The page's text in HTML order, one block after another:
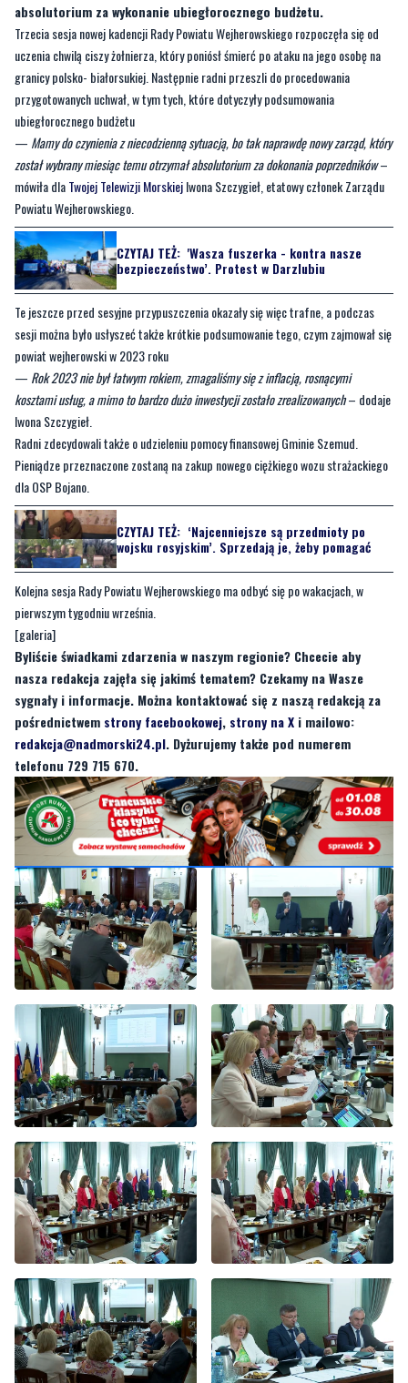
absolutorium za wykonanie ubiegłorocznego budżetu.
Trzecia sesja nowej kadencji Rady Powiatu Wejherowskiego rozpoczęła się od
uczenia chwilą ciszy żołnierza, który poniósł śmierć po ataku na jego osobę na
granicy polsko- białorsukiej. Następnie radni przeszli do procedowania
przygotowanych uchwał, w tym tych, które dotyczyły podsumowania
ubiegłorocznego budżetu
— Mamy do czynienia z niecodzienną sytuacją, bo tak naprawdę nowy zarząd, który
został wybrany miesiąc temu otrzymał absolutorium za dokonania poprzedników–
mówiła dlaTwojej Telewizji MorskiejIwona Szczygieł, etatowy członek Zarządu
Powiatu Wejherowskiego.
CZYTAJ TEŻ: 'Wasza fuszerka - kontra nasze
bezpieczeństwo’. Protest w Darzlubiu
Te jeszcze przed sesyjne przypuszczenia okazały się więc trafne, a podczas
sesji można było usłyszeć także krótkie podsumowanie tego, czym zajmował się
powiat wejherowski w 2023 roku
— Rok 2023 nie był łatwym rokiem, zmagaliśmy się z inflacją, rosnącymi
kosztami usług, a mimo to bardzo dużo inwestycji zostało zrealizowanych– dodaje
Iwona Szczygieł.
Radni zdecydowali także o udzieleniu pomocy finansowej Gminie Szemud.
Pieniądze przeznaczone zostaną na zakup nowego ciężkiego wozu strażackiego
dla OSP Bojano.
CZYTAJ TEŻ: ‘Najcenniejsze są przedmioty po
wojsku rosyjskim’. Sprzedają je, żeby pomagać
Kolejna sesja Rady Powiatu Wejherowskiego ma odbyć się po wakacjach, w
pierwszym tygodniu września.
[galeria]
Byliście świadkami zdarzenia w naszym regionie? Chcecie aby
nasza redakcja zajęła się jakimś tematem? Czekamy na Wasze
sygnały i informacje. Można kontaktować się z naszą redakcją za
pośrednictwem strony facebookowej, strony na X i mailowo:
redakcja@nadmorski24.pl. Dyżurujemy także pod numerem
telefonu 729 715 670.